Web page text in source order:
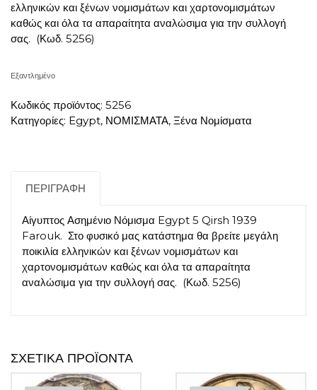
ελληνικών και ξένων νομισμάτων και χαρτονομισμάτων
καθώς και όλα τα απαραίτητα αναλώσιμα για την συλλογή
σας. (Κωδ. 5256)
Εξαντλημένο
Κωδικός προϊόντος: 5256
Κατηγορίες: Egypt, ΝΟΜΙΣΜΑΤΑ, Ξένα Νομίσματα
ΠΕΡΙΓΡΑΦΉ
Αίγυπτος Ασημένιο Νόμισμα Egypt 5 Qirsh 1939
Farouk. Στο φυσικό μας κατάστημα θα βρείτε μεγάλη
ποικιλία ελληνικών και ξένων νομισμάτων και
χαρτονομισμάτων καθώς και όλα τα απαραίτητα
αναλώσιμα για την συλλογή σας. (Κωδ. 5256)
ΣΧΕΤΙΚΆ ΠΡΟΪΌΝΤΑ